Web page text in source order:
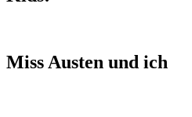
Miss Austen und ich